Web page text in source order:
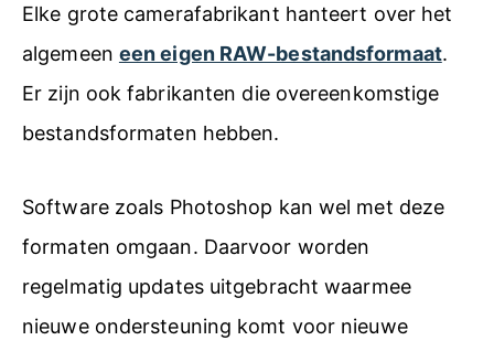
Elke grote camerafabrikant hanteert over het
algemeen een eigen RAW-bestandsformaat.
Er zijn ook fabrikanten die overeenkomstige
bestandsformaten hebben.
Software zoals Photoshop kan wel met deze
formaten omgaan. Daarvoor worden
regelmatig updates uitgebracht waarmee
nieuwe ondersteuning komt voor nieuwe